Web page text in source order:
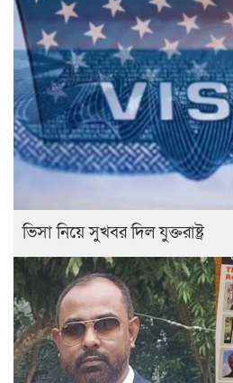
ভিসা নিয়ে সুখবর দিল যুক্তরাষ্ট্র